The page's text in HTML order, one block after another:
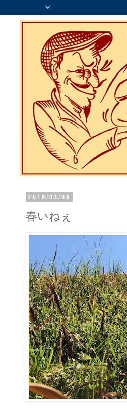
2019/03/08
春いねぇ